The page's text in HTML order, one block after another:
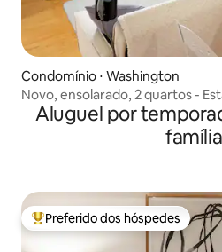
Condomínio ⋅ Washington
Novo, ensolarado, 2 quartos -
lareira
Aluguel por
Entre os melhores preferidos dos
Preferido dos hóspedes